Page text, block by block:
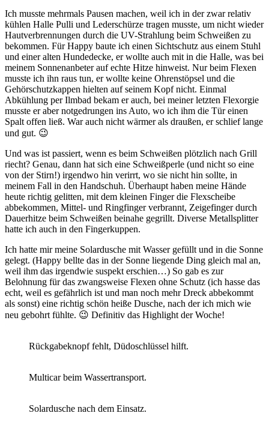
Ich musste mehrmals Pausen machen, weil ich in der zwar relativ
kühlen Halle Pulli und Lederschürze tragen musste, um nicht wieder
Hautverbrennungen durch die UV-Strahlung beim Schweißen zu
bekommen. Für Happy baute ich einen Sichtschutz aus einem Stuhl
und einer alten Hundedecke, er wollte auch mit in die Halle, was bei
meinem Sonnenanbeter auf echte Hitze hinweist. Nur beim Flexen
musste ich ihn raus tun, er wollte keine Ohrenstöpsel und die
Gehörschutzkappen hielten auf seinem Kopf nicht. Einmal
Abkühlung per Ilmbad bekam er auch, bei meiner letzten Flexorgie
musste er aber notgedrungen ins Auto, wo ich ihm die Tür einen
Spalt offen ließ. War auch nicht wärmer als draußen, er schlief lange
und gut. 😉
Und was ist passiert, wenn es beim Schweißen plötzlich nach Grill
riecht? Genau, dann hat sich eine Schweißperle (und nicht so eine
von der Stirn!) irgendwo hin verirrt, wo sie nicht hin sollte, in
meinem Fall in den Handschuh. Überhaupt haben meine Hände
heute richtig gelitten, mit dem kleinen Finger die Flexscheibe
abbekommen, Mittel- und Ringfinger verbrannt, Zeigefinger durch
Dauerhitze beim Schweißen beinahe gegrillt. Diverse Metallsplitter
hatte ich auch in den Fingerkuppen.
Ich hatte mir meine Solardusche mit Wasser gefüllt und in die Sonne
gelegt. (Happy bellte das in der Sonne liegende Ding gleich mal an,
weil ihm das irgendwie suspekt erschien…) So gab es zur
Belohnung für das zwangsweise Flexen ohne Schutz (ich hasse das
echt, weil es gefährlich ist und man noch mehr Dreck abbekommt
als sonst) eine richtig schön heiße Dusche, nach der ich mich wie
neu gebohrt fühlte. 😉 Definitiv das Highlight der Woche!
Rückgabeknopf fehlt, Düdoschlüssel hilft.
Multicar beim Wassertransport.
Solardusche nach dem Einsatz.